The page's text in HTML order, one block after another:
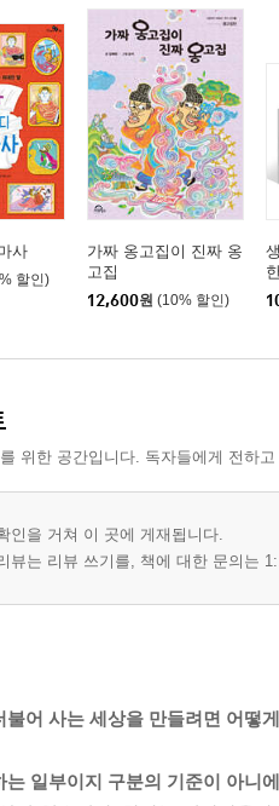
사
할인)
가짜 옹고집이 진짜 옹
고집
12,600원 (10% 할인)
위한 공간입니다. 독자들에게 전하
인을 거쳐 이 곳에 게재됩니다.
뷰는 리뷰 쓰기를, 책에 대한 문의는
불어 사는 세상을 만들려면 어떻
는 일부이지 구분의 기준이 아니